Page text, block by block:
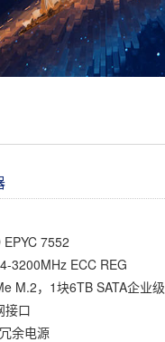
7552
ECC REG
M.2，1块6TB SATA企业级
口
余电源